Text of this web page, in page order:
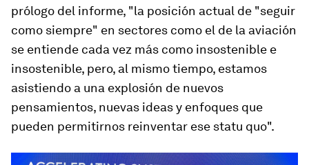
prólogo del informe, "la posición actual de "seguir
como siempre" en sectores como el de la aviación
se entiende cada vez más como insostenible e
insostenible, pero, al mismo tiempo, estamos
asistiendo a una explosión de nuevos
pensamientos, nuevas ideas y enfoques que
pueden permitirnos reinventar ese statu quo".